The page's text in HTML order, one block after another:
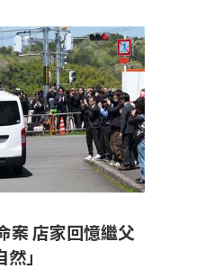
案 店家回憶繼父
」